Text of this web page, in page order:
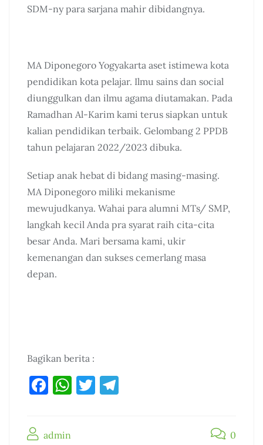
SDM-ny para sarjana mahir dibidangnya.
MA Diponegoro Yogyakarta aset istimewa kota
pendidikan kota pelajar. Ilmu sains dan social
diunggulkan dan ilmu agama diutamakan. Pada
Ramadhan Al-Karim kami terus siapkan untuk
kalian pendidikan terbaik. Gelombang 2 PPDB
tahun pelajaran 2022/2023 dibuka.
Setiap anak hebat di bidang masing-masing.
MA Diponegoro miliki mekanisme
mewujudkanya. Wahai para alumni MTs/ SMP,
langkah kecil Anda pra syarat raih cita-cita
besar Anda. Mari bersama kami, ukir
kemenangan dan sukses cemerlang masa
depan.
Bagikan berita :
F W T
admin 0